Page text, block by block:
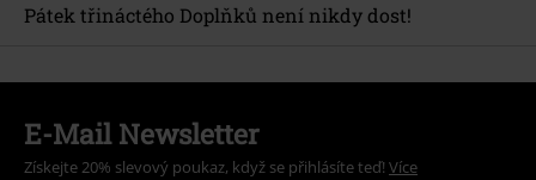
Pátek třináctého Doplňků není nikdy dost!
E-Mail Newsletter
Získejte 20% slevový poukaz, když se přihlásíte teď! Více